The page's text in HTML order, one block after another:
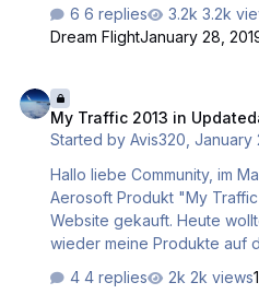
ch mit den Programm keine
einfach installiert , muß man
angezeigt wird. In ein enem englischen Forum laß ich das
es Probleme gäbe mit dem
auf Flight1 finde ich leider
6 replies
3.2k
Dream FlightJanuary 28,
My Traffic 2013 in
Started byAvis320 ,January
Hallo liebe Community, im Mai 2017 habe ich mir das
Aerosoft Produkt "My
Website gekauft. Heute
wieder meine Produkte auf
Update-Datenbank nicht mit
4 replies 2k views